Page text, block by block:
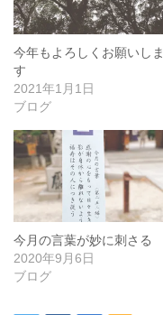
今年もよろしくお願いしま
す
2021年1月1日
ブログ
今月の言葉が妙に刺さる
2020年9月6日
ブログ